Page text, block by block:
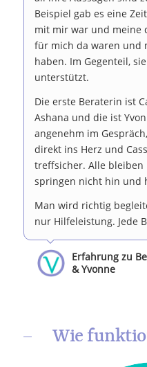
Beispiel gab es eine
mit mir war und meine
für mich da waren und
haben. Im Gegenteil,
unterstützt.
Die erste Beraterin ist
Ashana und die ist
angenehm im
direkt ins Herz und
treffsicher. Alle bleiben
springen nicht hin und
Man wird richtig
nur Hilfeleistung. Jede
Erfahrung zu
& Yvonne
Wie